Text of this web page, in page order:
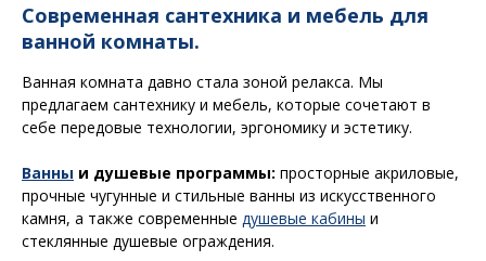
Современная сантехника и мебель для
ванной комнаты.
Ванная комната давно стала зоной релакса. Мы
предлагаем сантехнику и мебель, которые сочетают в
себе передовые технологии, эргономику и эстетику.
Ванны и душевые программы: просторные акриловые,
прочные чугунные и стильные ванны из искусственного
камня, а также современные душевые кабины и
стеклянные душевые ограждения.